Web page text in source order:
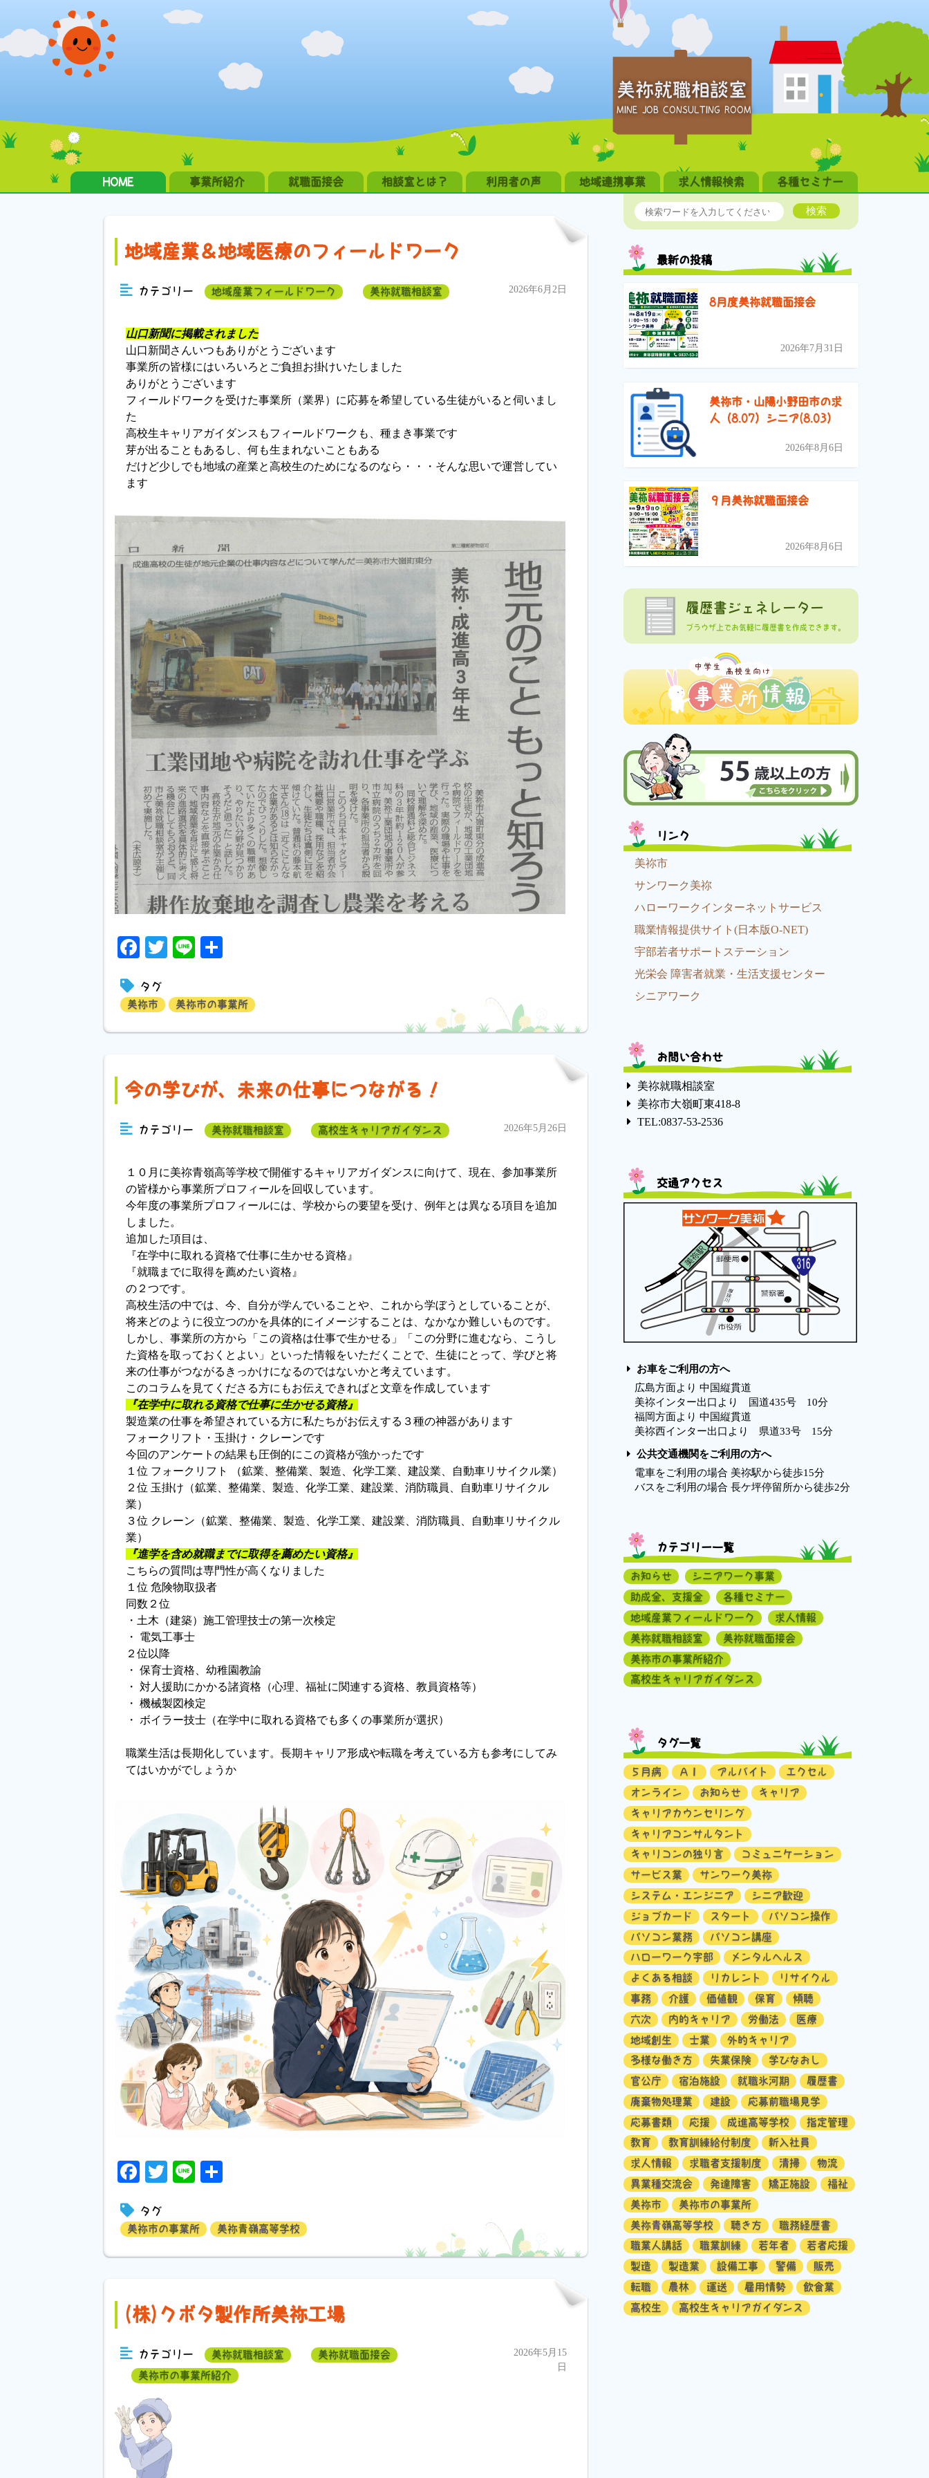
美祢就職相談室
MINE JOB CONSULTING ROOM
HOME 事業所紹介 就職面接会 相談室とは？ 利用者の声 地域連携事業 求人情報検索 各種セミナー
地域産業＆地域医療のフィールドワーク
カテゴリー 地域産業フィールドワーク 美祢就職相談室 2026年6月2日
山口新聞に掲載されました
山口新聞さんいつもありがとうございます
事業所の皆様にはいろいろとご負担お掛けいたしました
ありがとうございます
フィールドワークを受けた事業所（業界）に応募を希望している生徒がいると伺いまし
た
高校生キャリアガイダンスもフィールドワークも、種まき事業です
芽が出ることもあるし、何も生まれないこともある
だけど少しでも地域の産業と高校生のためになるのなら・・・そんな思いで運営してい
ます
Facebook
Twitter
Line
タグ
美祢市 美祢市の事業所
今の学びが、未来の仕事につながる！
カテゴリー 美祢就職相談室 高校生キャリアガイダンス 2026年5月26日
１０月に美祢青嶺高等学校で開催するキャリアガイダンスに向けて、現在、参加事業所
の皆様から事業所プロフィールを回収しています。
今年度の事業所プロフィールには、学校からの要望を受け、例年とは異なる項目を追加
しました。
追加した項目は、
『在学中に取れる資格で仕事に生かせる資格』
『就職までに取得を薦めたい資格』
の２つです。
高校生活の中では、今、自分が学んでいることや、これから学ぼうとしていることが、
将来どのように役立つのかを具体的にイメージすることは、なかなか難しいものです。
しかし、事業所の方から「この資格は仕事で生かせる」「この分野に進むなら、こうし
た資格を取っておくとよい」といった情報をいただくことで、生徒にとって、学びと将
来の仕事がつながるきっかけになるのではないかと考えています。
このコラムを見てくださる方にもお伝えできればと文章を作成しています
『在学中に取れる資格で仕事に生かせる資格』
製造業の仕事を希望されている方に私たちがお伝えする３種の神器があります
フォークリフト・玉掛け・クレーンです
今回のアンケートの結果も圧倒的にこの資格が強かったです
１位 フォークリフト （鉱業、整備業、製造、化学工業、建設業、自動車リサイクル業）
２位 玉掛け（鉱業、整備業、製造、化学工業、建設業、消防職員、自動車リサイクル
業）
３位 クレーン（鉱業、整備業、製造、化学工業、建設業、消防職員、自動車リサイクル
業）
『進学を含め就職までに取得を薦めたい資格』
こちらの質問は専門性が高くなりました
１位 危険物取扱者
同数２位
・土木（建築）施工管理技士の第一次検定
・ 電気工事士
２位以降
・ 保育士資格、幼稚園教諭
・ 対人援助にかかる諸資格（心理、福祉に関連する資格、教員資格等）
・ 機械製図検定
・ ボイラー技士（在学中に取れる資格でも多くの事業所が選択）
職業生活は長期化しています。長期キャリア形成や転職を考えている方も参考にしてみ
てはいかがでしょうか
Facebook
Twitter
Line
タグ
美祢市の事業所 美祢青嶺高等学校
(株)クボタ製作所美祢工場
カテゴリー 美祢就職相談室
美祢就職面接会
美祢市の事業所紹介
2026年5月15
日
検索
最新の投稿
8月度美祢就職面接会
2026年7月31日
美祢市・山陽小野田市の求
人（8.07）シニア(8.03）
2026年8月6日
９月美祢就職面接会
2026年8月6日
履歴書ジェネレーター
ブラウザ上でお気軽に履歴書を作成できます。
リンク
美祢市
サンワーク美祢
ハローワークインターネットサービス
職業情報提供サイト(日本版O-NET)
宇部若者サポートステーション
光栄会 障害者就業・生活支援センター
シニアワーク
お問い合わせ
美祢就職相談室
美祢市大嶺町東418-8
TEL:0837-53-2536
交通アクセス
お車をご利用の方へ
広島方面より 中国縦貫道
美祢インター出口より 国道435号 10分
福岡方面より 中国縦貫道
美祢西インター出口より 県道33号 15分
公共交通機関をご利用の方へ
電車をご利用の場合 美祢駅から徒歩15分
バスをご利用の場合 長ケ坪停留所から徒歩2分
カテゴリー一覧
お知らせ
シニアワーク事業
助成金、支援金
各種セミナー
地域産業フィールドワーク
求人情報
美祢就職相談室
美祢就職面接会
美祢市の事業所紹介
高校生キャリアガイダンス
タグ一覧
５月病 ＡＩ アルバイト
エクセル
オンライン
お知らせ
キャリア
キャリアカウンセリング
キャリアコンサルタント
キャリコンの独り言
コミュニケーション
サービス業
サンワーク美祢
システム・エンジニア
シニア歓迎
ジョブカード
スタート
パソコン操作
パソコン業務
パソコン講座
ハローワーク宇部
メンタルヘルス
よくある相談
リカレント
リサイクル
事務
介護 価値観 保育
傾聴
六次
内的キャリア 労働法
医療
地域創生
士業
外的キャリア
多様な働き方
失業保険
学びなおし
官公庁
宿泊施設 就職氷河期
履歴書
廃棄物処理業
建設
応募前職場見学
応募書類
応援 成進高等学校
指定管理
教育
教育訓練給付制度
新入社員
求人情報
求職者支援制度 清掃
物流
異業種交流会
発達障害 矯正施設
福祉
美祢市
美祢市の事業所
美祢青嶺高等学校
聴き方
職務経歴書
職業人講話
職業訓練 若年者
若者応援
製造
製造業 設備工事 警備
販売
転職
農林 運送 雇用情勢
飲食業
高校生
高校生キャリアガイダンス